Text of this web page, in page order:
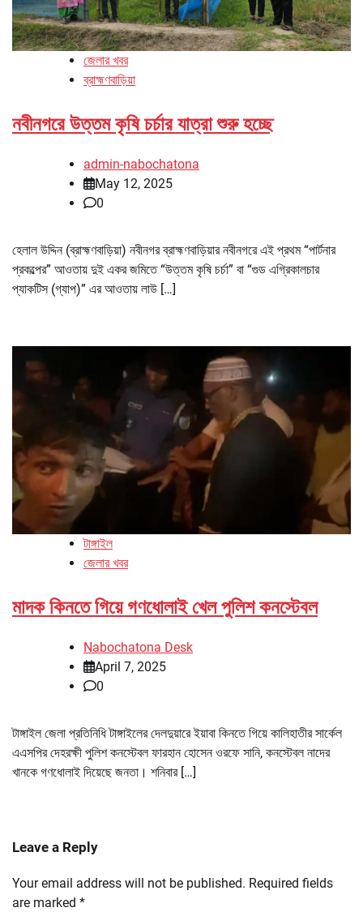
জেলার খবর
ব্রাহ্মণবাড়িয়া
নবীনগরে উত্তম কৃষি চর্চার যাত্রা শুরু হচ্ছে
admin-nabochatona
May 12, 2025
0
হেলাল উদ্দিন (ব্রাহ্মণবাড়িয়া) নবীনগর ব্রাহ্মণবাড়িয়ার নবীনগরে এই প্রথম “পার্টনার
প্রকল্পের” আওতায় দুই একর জমিতে “উত্তম কৃষি চর্চা” বা “গুড এগ্রিকালচার
প্যাকটিস (গ্যাপ)” এর আওতায় লাউ […]
টাঙ্গাইল
জেলার খবর
মাদক কিনতে গিয়ে গণধোলাই খেল পুলিশ কনস্টেবল
Nabochatona Desk
April 7, 2025
0
টাঙ্গাইল জেলা প্রতিনিধি টাঙ্গাইলের দেলদুয়ারে ইয়াবা কিনতে গিয়ে কালিহাতীর সার্কেল
এএসপির দেহরক্ষী পুলিশ কনস্টেবল ফারহান হোসেন ওরফে সানি, কনস্টেবল নাদের
খানকে গণধোলাই দিয়েছে জনতা। শনিবার […]
Leave a Reply
Your email address will not be published. Required fields
are marked *